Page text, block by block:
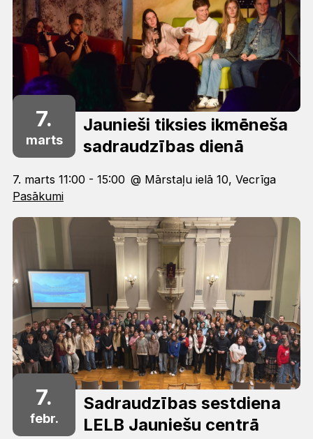
7.
marts
Jaunieši tiksies ikmēneša
sadraudzības dienā
7. marts 11:00 - 15:00 @ Mārstaļu ielā 10, Vecrīga
Pasākumi
7.
febr.
Sadraudzības sestdiena
LELB Jauniešu centrā